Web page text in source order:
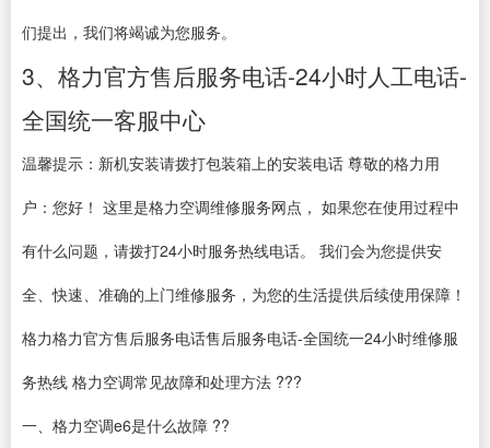
们提出，我们将竭诚为您服务。
3、格力官方售后服务电话-24小时人工电话-
全国统一客服中心
温馨提示：新机安装请拨打包装箱上的安装电话 尊敬的格力用
户：您好！ 这里是格力空调维修服务网点， 如果您在使用过程中
有什么问题，请拨打24小时服务热线电话。 我们会为您提供安
全、快速、准确的上门维修服务，为您的生活提供后续使用保障！
格力格力官方售后服务电话售后服务电话-全国统一24小时维修服
务热线 格力空调常见故障和处理方法 ???
一、格力空调e6是什么故障 ??